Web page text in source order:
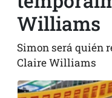
Williams
Simon será quién
Claire Williams